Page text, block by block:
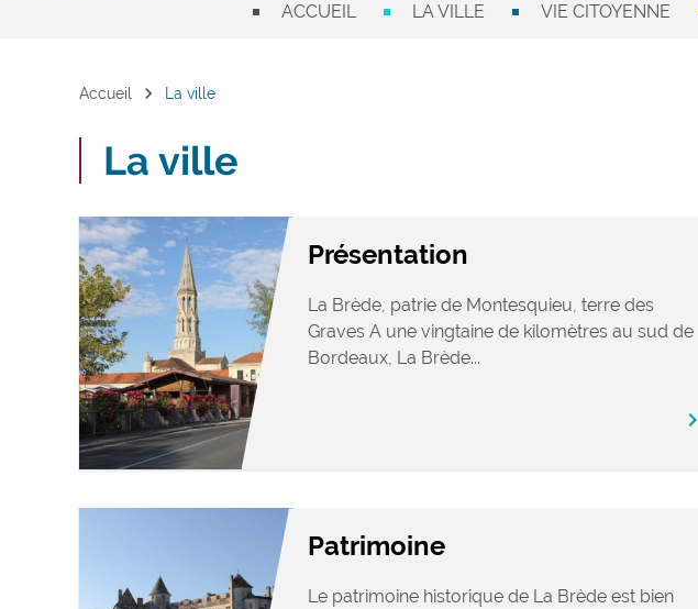
ACCUEIL LA VILLE VIE CITOYENNE
Accueil chevron_right La ville
La ville
Présentation
La Brède, patrie de Montesquieu, terre des
Graves A une vingtaine de kilomètres au sud de
Bordeaux, La Brède...
chevron_right
Patrimoine
Le patrimoine historique de La Brède est bien